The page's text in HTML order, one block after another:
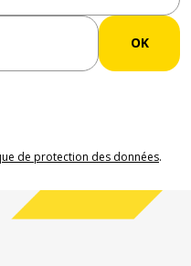
de protection des données.